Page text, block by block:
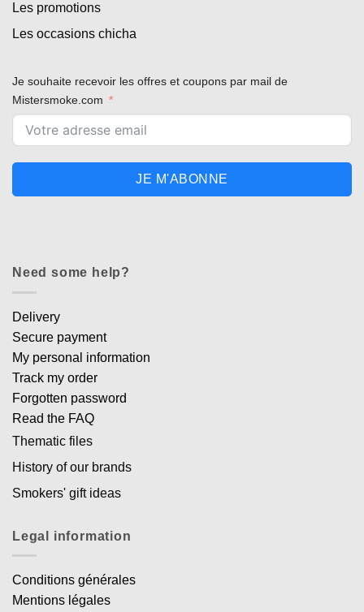
Les promotions
Les occasions chicha
Je souhaite recevoir les offres et coupons par mail de
Mistersmoke.com
JE M'ABONNE
Need some help?
Delivery
Secure payment
My personal information
Track my order
Forgotten password
Read the FAQ
Thematic files
History of our brands
Smokers' gift ideas
Legal information
Conditions générales
Mentions légales